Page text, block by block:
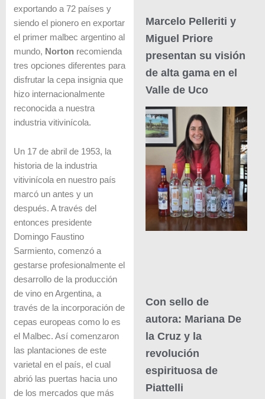
exportando a 72 países y
siendo el pionero en exportar
el primer malbec argentino al
mundo, Nortonrecomienda
tres opciones diferentes para
disfrutar la cepa insignia que
hizo internacionalmente
reconocida a nuestra
industria vitivinícola.
Un 17 de abril de 1953, la
historia de la industria
vitivinícola en nuestro país
marcó un antes y un
después. A través del
entonces presidente
Domingo Faustino
Sarmiento, comenzó a
gestarse profesionalmente el
desarrollo de la producción
de vino en Argentina, a
través de la incorporación de
cepas europeas como lo es
el Malbec. Así comenzaron
las plantaciones de este
varietal en el país, el cual
abrió las puertas hacia uno
de los mercados que más
Marcelo Pelleriti y
Miguel Priore
presentan su visión
de alta gama en el
Valle de Uco
Con sello de
autora: Mariana De
la Cruz y la
revolución
espirituosa de
Piattelli